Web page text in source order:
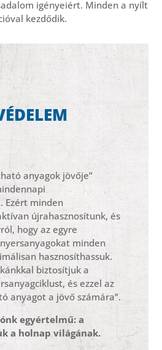
igényeiért. Minden a nyílt
kezdődik.
anyagok jövője”
Ezért minden
újrahasznosítunk, és
hogy az egyre
minden
hasznosíthassuk.
biztosítjuk a
és ezzel az
anyagot a jövő számára”.
egyértelmű: a
a holnap világának.